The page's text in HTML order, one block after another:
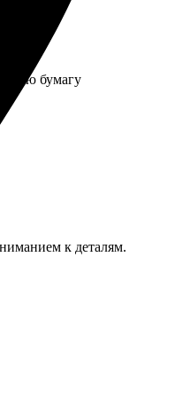
бумагу
к деталям.